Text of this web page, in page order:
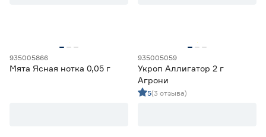
Амарант
Анис
Ещё 40
935005866
Мята Ясная нотка 0,05 г
935005059
Укроп Аллигатор 2 г
Агрони
5(3 отзыва)